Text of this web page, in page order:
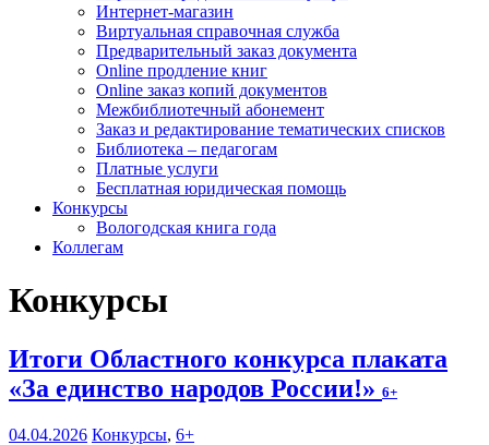
Интернет-магазин
Виртуальная справочная служба
Предварительный заказ документа
Online продление книг
Online заказ копий документов
Межбиблиотечный абонемент
Заказ и редактирование тематических списков
Библиотека – педагогам
Платные услуги
Бесплатная юридическая помощь
Конкурсы
Вологодская книга года
Коллегам
Конкурсы
Итоги Областного конкурса плаката
«За единство народов России!» 6+
04.04.2026 Конкурсы, 6+